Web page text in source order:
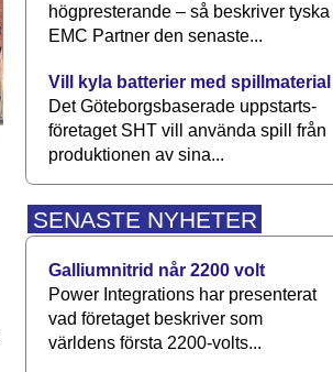
högpresterande – så beskriver tyska
EMC Partner den senaste...
Vill kyla batterier med spillmaterial
Det Göteborgsbaserade upp­starts­
företaget SHT vill använda spill från
produktionen av sina...
SENASTE NYHETER
Galliumnitrid når 2200 volt
Power Integrations har presenterat
vad företaget beskriver som
världens första 2200-volts...